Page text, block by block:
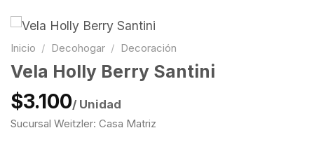
Inicio / Decohogar / Decoración
Vela Holly Berry Santini
$3.100/ Unidad
Sucursal Weitzler: Casa Matriz